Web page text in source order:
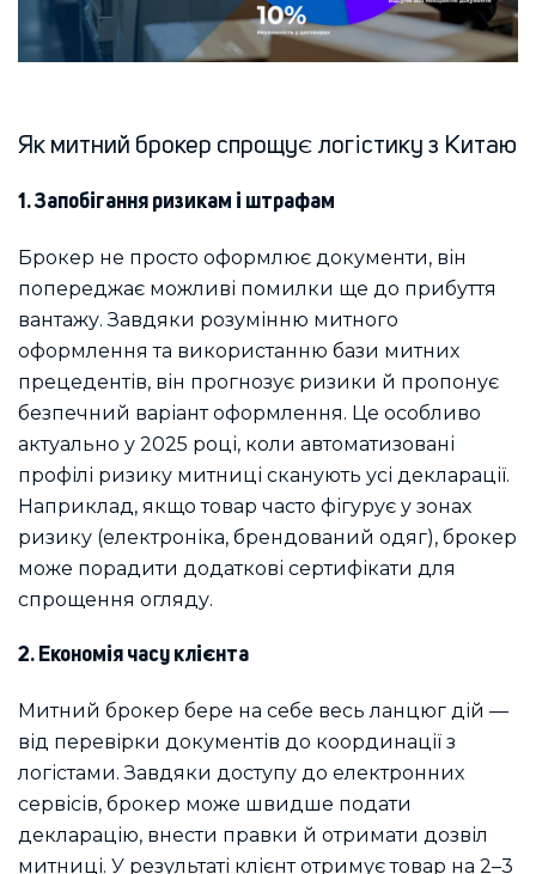
Як митний брокер спрощує логістику з Китаю
1. Запобігання ризикам і штрафам
Брокер не просто оформлює документи, він
попереджає можливі помилки ще до прибуття
вантажу. Завдяки розумінню митного
оформлення та використанню бази митних
прецедентів, він прогнозує ризики й пропонує
безпечний варіант оформлення. Це особливо
актуально у 2025 році, коли автоматизовані
профілі ризику митниці сканують усі декларації.
Наприклад, якщо товар часто фігурує у зонах
ризику (електроніка, брендований одяг), брокер
може порадити додаткові сертифікати для
спрощення огляду.
2. Економія часу клієнта
Митний брокер бере на себе весь ланцюг дій —
від перевірки документів до координації з
логістами. Завдяки доступу до електронних
сервісів, брокер може швидше подати
декларацію, внести правки й отримати дозвіл
митниці. У результаті клієнт отримує товар на 2–3